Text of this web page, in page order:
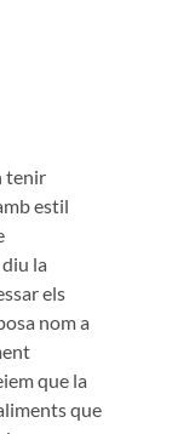
tenir
estil
la
els
nom a
que la
que